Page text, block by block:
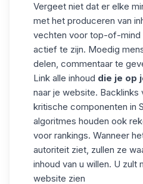
Vergeet niet dat er elke
met het produceren van
vechten voor top-of-mind
actief te zijn. Moedig
delen, commentaar te
Link alle inhoud die je op
naar je website. Backlinks
kritische componenten in
algoritmes houden ook
voor rankings. Wanneer
autoriteit ziet, zullen ze
inhoud van u willen. U zult
website zien